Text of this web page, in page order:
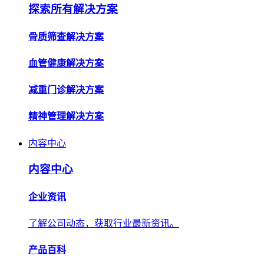
探索所有解决方案
骨质筛查解决方案
血管健康解决方案
减重门诊解决方案
精神管理解决方案
内容中心
内容中心
企业资讯
了解公司动态，获取行业最新资讯。
产品百科